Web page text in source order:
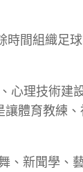
時間組織足
心理技術建
讓體育教練
、新聞學、